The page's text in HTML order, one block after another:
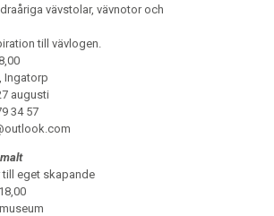
vävstolar, vävnotor och
till vävlogen.
Ingatorp
augusti
34 57
eget skapande